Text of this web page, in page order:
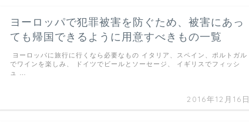
ヨーロッパで犯罪被害を防ぐため、被害にあっ
ても帰国できるように用意すべきもの一覧
2016年12月16日
ヨーロッパに旅行に行くなら必要なもの イタリア、スペイン、ポルトガル
でワインを楽しみ、 ドイツでビールとソーセージ、 イギリスでフィッシ
ュ …